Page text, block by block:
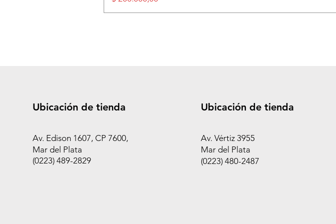
Ubicación de tienda
Av. Edison 1607, CP 7600,
Mar del Plata
(0223) 489-2829
Ubicación de tienda
Av. Vértiz 3955
Mar del Plata
(0223) 480-2487